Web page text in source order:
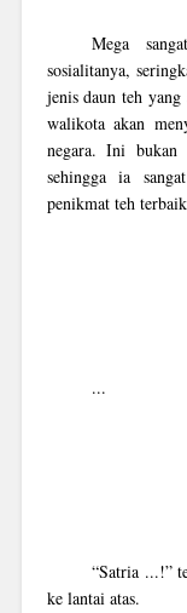
Mega
sosialitanya,
jenis daun teh
walikota akan
negara. Ini
sehingga ia
penikmat teh
...
“Satria ...!”
ke lantai atas.